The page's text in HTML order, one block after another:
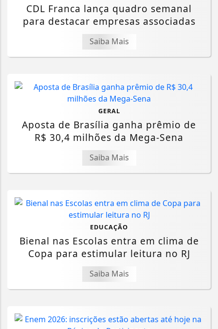
CDL Franca lança quadro semanal
para destacar empresas associadas
Saiba Mais
GERAL
Aposta de Brasília ganha prêmio de
R$ 30,4 milhões da Mega-Sena
Saiba Mais
EDUCAÇÃO
Bienal nas Escolas entra em clima de
Copa para estimular leitura no RJ
Saiba Mais